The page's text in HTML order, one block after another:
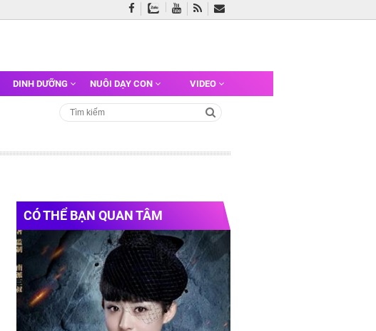
DINH DƯỠNG NUÔI DẠY CON VIDEO
CÓ THỂ BẠN QUAN TÂM